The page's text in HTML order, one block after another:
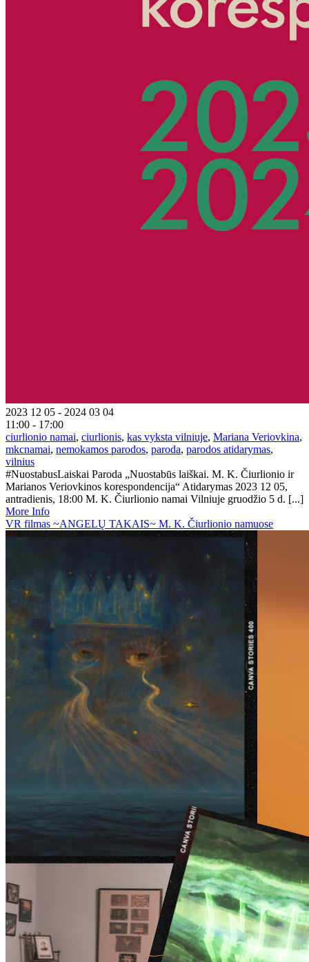
2023 12 05 - 2024 03 04
11:00 - 17:00
ciurlionio namai, ciurlionis, kas vyksta vilniuje, Mariana Veriovkina,
mkcnamai, nemokamos parodos, paroda, parodos atidarymas,
vilnius
#NuostabusLaiskai Paroda „Nuostabūs laiškai. M. K. Čiurlionio ir
Marianos Veriovkinos korespondencija“ Atidarymas 2023 12 05,
antradienis, 18:00 M. K. Čiurlionio namai Vilniuje gruodžio 5 d. [...]
More Info
VR filmas ~ANGELŲ TAKAIS~ M. K. Čiurlionio namuose